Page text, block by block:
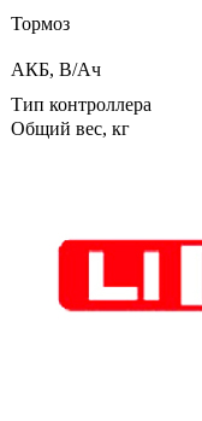
Тормоз
АКБ, В/Ач
Тип контроллера
Общий вес, кг